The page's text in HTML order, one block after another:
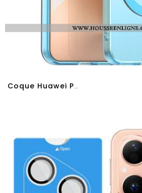
Coque Huawei Pura 80 MagSafe Givrée